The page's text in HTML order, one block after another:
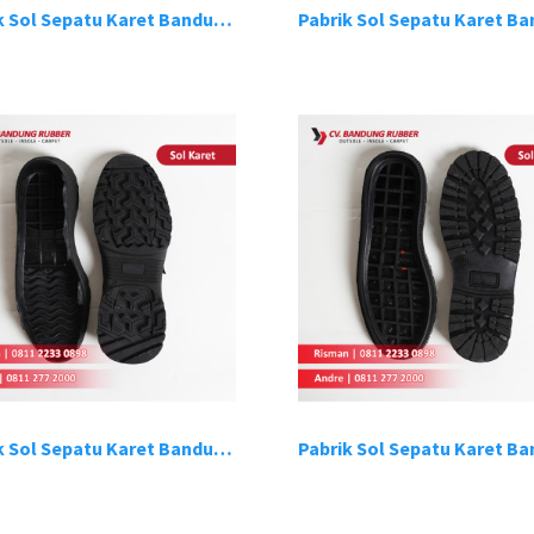
Pabrik Sol Sepatu Karet Bandung 10
Pabrik Sol Sepatu Karet Bandung 7